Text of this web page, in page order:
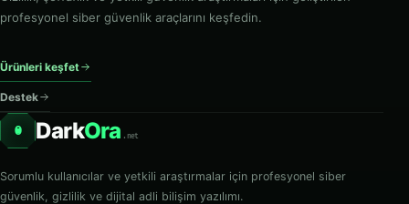
profesyonel siber güvenlik araçlarını keşfedin.
Ürünleri keşfet
Destek
O DarkOra .net
Sorumlu kullanıcılar ve yetkili araştırmalar için profesyonel siber
güvenlik, gizlilik ve dijital adli bilişim yazılımı.